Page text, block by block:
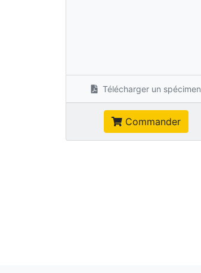
Télécharger un spécimen
Commander